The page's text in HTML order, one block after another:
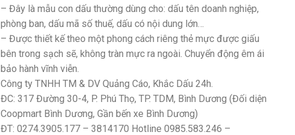
– Đây là mẫu con dấu thường dùng cho: dấu tên doanh nghiệp,
phòng ban, dấu mã số thuế, dấu có nội dung lớn…
– Được thiết kế theo một phong cách riêng thẻ mực được giấu
bên trong sạch sẽ, không tràn mực ra ngoài. Chuyển động êm ái
bảo hành vĩnh viễn.
Công ty TNHH TM & DV Quảng Cáo, Khắc Dấu 24h.
ĐC: 317 Đường 30-4, P. Phú Thọ, TP. TDM, Bình Dương (Đối diện
Coopmart Bình Dương, Gần bến xe Bình Dương)
ĐT: 0274.3905.177 – 3814170 Hotline 0985.583.246 –